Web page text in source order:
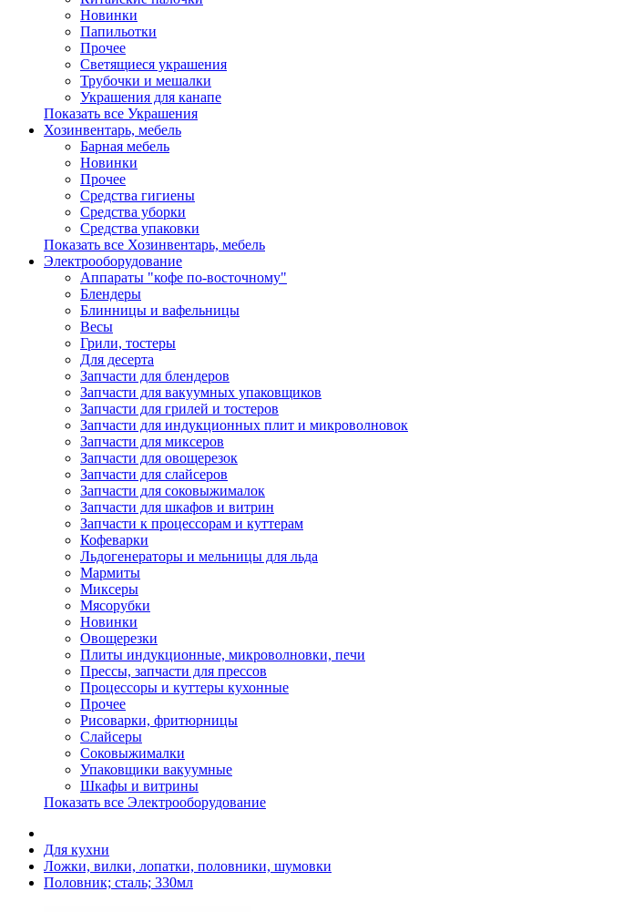
Новинки
Папильотки
Прочее
Светящиеся украшения
Трубочки и мешалки
Украшения для канапе
Показать все Украшения
Хозинвентарь, мебель
Барная мебель
Новинки
Прочее
Средства гигиены
Средства уборки
Средства упаковки
Показать все Хозинвентарь, мебель
Электрооборудование
Аппараты "кофе по-восточному"
Блендеры
Блинницы и вафельницы
Весы
Грили, тостеры
Для десерта
Запчасти для блендеров
Запчасти для вакуумных упаковщиков
Запчасти для грилей и тостеров
Запчасти для индукционных плит и микроволновок
Запчасти для миксеров
Запчасти для овощерезок
Запчасти для слайсеров
Запчасти для соковыжималок
Запчасти для шкафов и витрин
Запчасти к процессорам и куттерам
Кофеварки
Льдогенераторы и мельницы для льда
Мармиты
Миксеры
Мясорубки
Новинки
Овощерезки
Плиты индукционные, микроволновки, печи
Прессы, запчасти для прессов
Процессоры и куттеры кухонные
Прочее
Рисоварки, фритюрницы
Слайсеры
Соковыжималки
Упаковщики вакуумные
Шкафы и витрины
Показать все Электрооборудование
Для кухни
Ложки, вилки, лопатки, половники, шумовки
Половник; сталь; 330мл